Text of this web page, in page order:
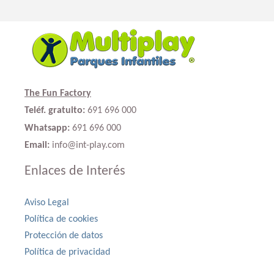
The Fun Factory
Teléf. gratuito: 691 696 000
Whatsapp: 691 696 000
Email: info@int-play.com
Enlaces de Interés
Aviso Legal
Política de cookies
Protección de datos
Política de privacidad